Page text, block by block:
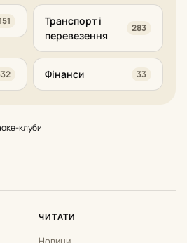
Транспорт і
перевезення
283
Фінанси 33
клуби
ЧИТАТИ